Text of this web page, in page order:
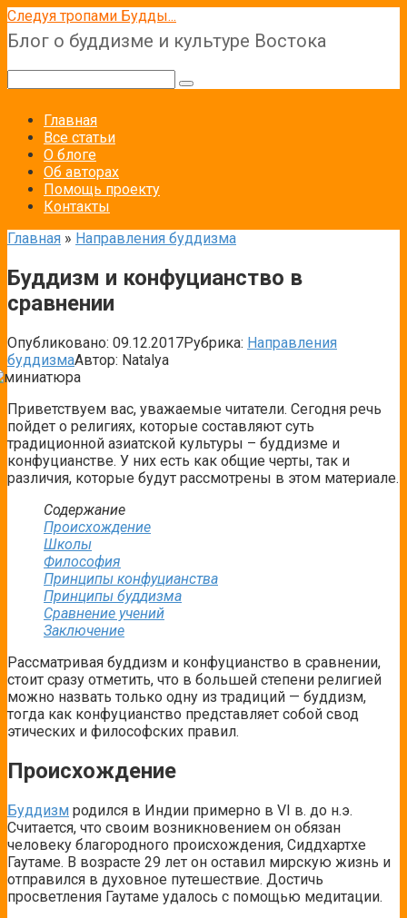
Перейти
к
контенту
Следуя тропами Будды...
Блог о буддизме и культуре Востока
Главная
Все статьи
О блоге
Об авторах
Помощь проекту
Контакты
Главная » Направления буддизма
Буддизм и конфуцианство в
сравнении
Опубликовано: 09.12.2017Рубрика: Направления
буддизмаАвтор: Natalya
Приветствуем вас, уважаемые читатели. Сегодня речь
пойдет о религиях, которые составляют суть
традиционной азиатской культуры – буддизме и
конфуцианстве. У них есть как общие черты, так и
различия, которые будут рассмотрены в этом материале.
Содержание
Происхождение
Школы
Философия
Принципы конфуцианства
Принципы буддизма
Сравнение учений
Заключение
Рассматривая буддизм и конфуцианство в сравнении,
стоит сразу отметить, что в большей степени религией
можно назвать только одну из традиций — буддизм,
тогда как конфуцианство представляет собой свод
этических и философских правил.
Происхождение
Буддизм родился в Индии примерно в VI в. до н.э.
Считается, что своим возникновением он обязан
человеку благородного происхождения, Сиддхартхе
Гаутаме. В возрасте 29 лет он оставил мирскую жизнь и
отправился в духовное путешествие. Достичь
просветления Гаутаме удалось с помощью медитации.